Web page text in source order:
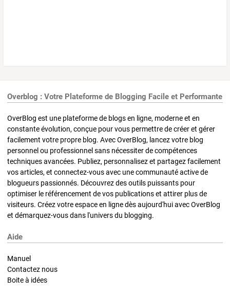
Overblog : Votre Plateforme de Blogging Facile et Performante
OverBlog est une plateforme de blogs en ligne, moderne et en
constante évolution, conçue pour vous permettre de créer et gérer
facilement votre propre blog. Avec OverBlog, lancez votre blog
personnel ou professionnel sans nécessiter de compétences
techniques avancées. Publiez, personnalisez et partagez facilement
vos articles, et connectez-vous avec une communauté active de
blogueurs passionnés. Découvrez des outils puissants pour
optimiser le référencement de vos publications et attirer plus de
visiteurs. Créez votre espace en ligne dès aujourd'hui avec OverBlog
et démarquez-vous dans l'univers du blogging.
Aide
Manuel
Contactez nous
Boite à idées